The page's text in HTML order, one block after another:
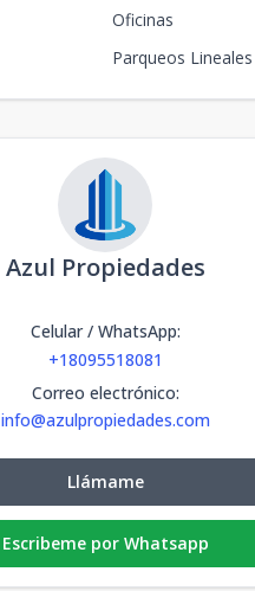
Oficinas
Parqueos Lineales
Azul Propiedades
Celular / WhatsApp:
+18095518081
Correo electrónico:
info@azulpropiedades.com
Llámame
Escribeme por Whatsapp